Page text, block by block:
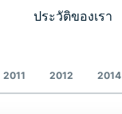
ประวัติของเรา
2011 2012 2014